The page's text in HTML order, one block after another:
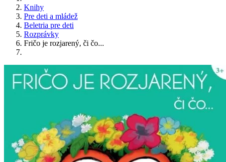
Knihy
Pre deti a mládež
Beletria pre deti
Rozprávky
Fričo je rozjarený, či čo...